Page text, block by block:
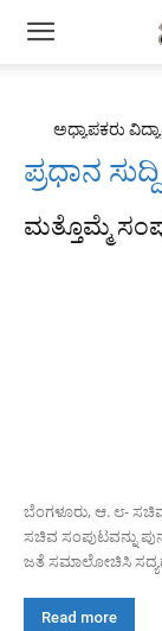
ಅಧ್ಯಾಪಕರು
ಪ್ರಧಾನ ಸುದ್ದಿ
ಮತ್ತೊಮ್ಮೆ
ಬೆಂಗಳೂರು, ಆ. ೮-
ಸಚಿವ ಸಂಪುಟವನ್ನು
ಜತೆ ಸಮಾಲೋಚಿಸಿ
Read more